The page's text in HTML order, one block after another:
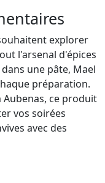
explorer
l'arsenal d'épices
une pâte, Mael
préparation.
Aubenas, ce produit
vos soirées
avec des